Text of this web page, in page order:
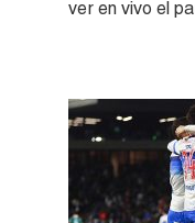
ver en vivo el